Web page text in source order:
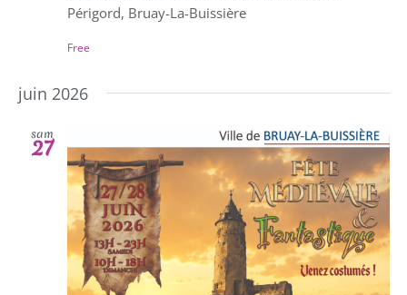
Périgord, Bruay-La-Buissière
Free
juin 2026
sam
27